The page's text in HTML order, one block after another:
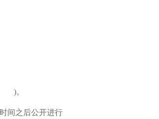
( )。
间之后公开进行